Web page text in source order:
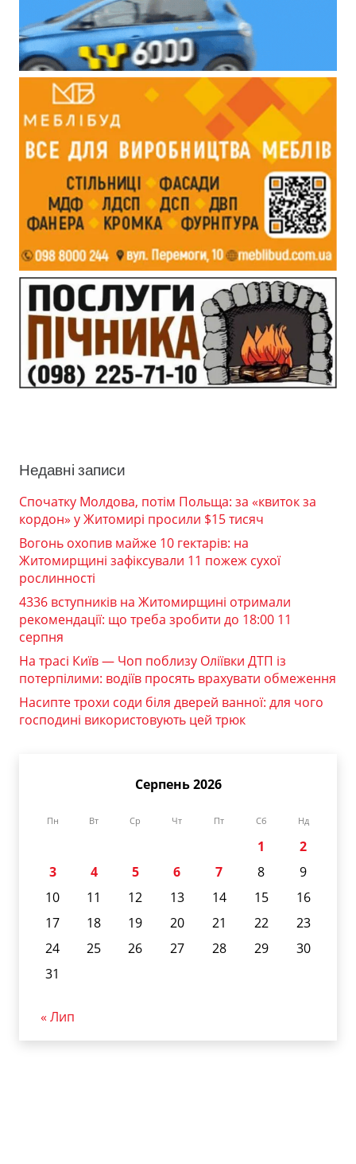
Недавні записи
Спочатку Молдова, потім Польща: за «квиток за
кордон» у Житомирі просили $15 тисяч
Вогонь охопив майже 10 гектарів: на
Житомирщині зафіксували 11 пожеж сухої
рослинності
4336 вступників на Житомирщині отримали
рекомендації: що треба зробити до 18:00 11
серпня
На трасі Київ — Чоп поблизу Оліївки ДТП із
потерпілими: водіїв просять врахувати обмеження
Насипте трохи соди біля дверей ванної: для чого
господині використовують цей трюк
Серпень 2026
Пн Вт Ср Чт Пт Сб Нд
1
2
3
4 5 6 7 8
9
10
11 12 13 14 15
16
17
18 19 20 21 22
23
24
25 26 27 28 29
30
31
« Лип